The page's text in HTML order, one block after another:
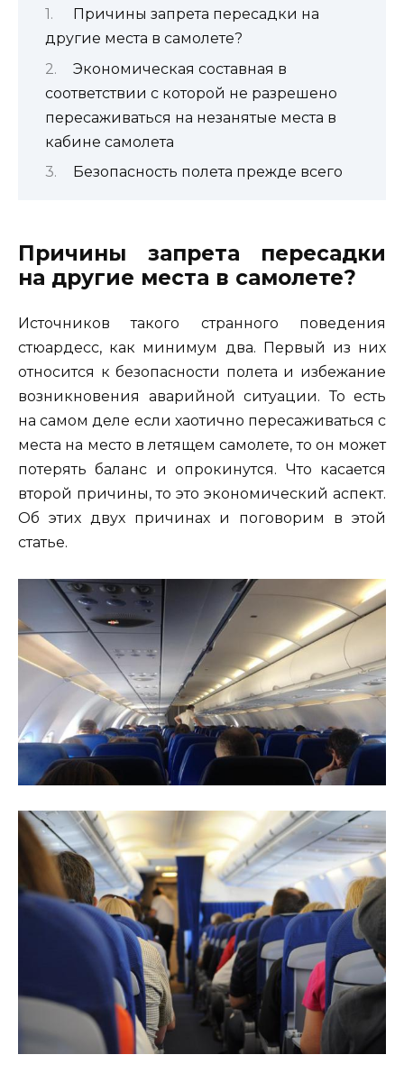
Причины запрета пересадки на
другие места в самолете?
Экономическая составная в
соответствии с которой не разрешено
пересаживаться на незанятые места в
кабине самолета
Безопасность полета прежде всего
Причины запрета пересадки
на другие места в самолете?
Источников такого странного поведения
стюардесс, как минимум два. Первый из них
относится к безопасности полета и избежание
возникновения аварийной ситуации. То есть
на самом деле если хаотично пересаживаться с
места на место в летящем самолете, то он может
потерять баланс и опрокинутся. Что касается
второй причины, то это экономический аспект.
Об этих двух причинах и поговорим в этой
статье.